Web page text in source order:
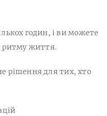
годин, і ви можете
ритму життя.
рішення для тих, хто